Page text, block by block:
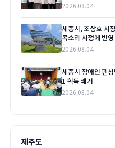
2026.08.04
세종시, 조상호 시
목소리 시정에 반영
2026.08.04
세종시 장애인 펜
1 획득 쾌거
2026.08.04
제주도